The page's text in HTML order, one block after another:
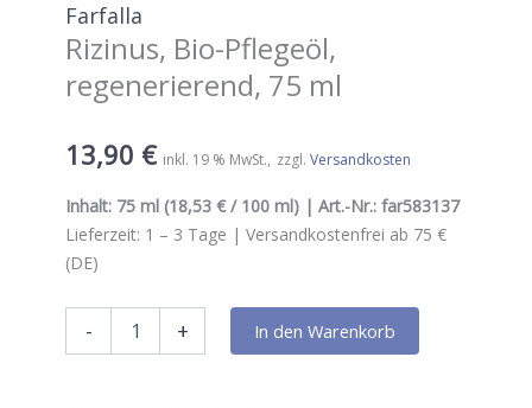
Farfalla
Rizinus, Bio-Pflegeöl,
regenerierend, 75 ml
13,90 € inkl. 19 % MwSt. zzgl. Versandkosten
Inhalt: 75 ml (18,53 € / 100 ml) | Art.-Nr.: far583137
Lieferzeit: 1 – 3 Tage | Versandkostenfrei ab 75 €
(DE)
-
Rizinus,
+ In den Warenkorb